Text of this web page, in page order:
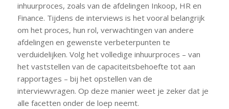
inhuurproces, zoals van de afdelingen Inkoop, HR en
Finance. Tijdens de interviews is het vooral belangrijk
om het proces, hun rol, verwachtingen van andere
afdelingen en gewenste verbeterpunten te
verduidelijken. Volg het volledige inhuurproces – van
het vaststellen van de capaciteitsbehoefte tot aan
rapportages – bij het opstellen van de
interviewvragen. Op deze manier weet je zeker dat je
alle facetten onder de loep neemt.